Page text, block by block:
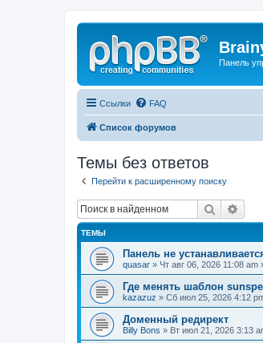
Панель
Ссылки FAQ
Список форумов
Темы без ответов
Перейти к расширенному поиску
Поиск
ТЕМЫ
Панель не
quasar » Чт авг 06, 2026 11:08
Где менять шаблон
kazazuz » Сб июл 25, 2026 4:12
Доменный редирект
Billy Bons » Вт июл 21, 2026 3:13